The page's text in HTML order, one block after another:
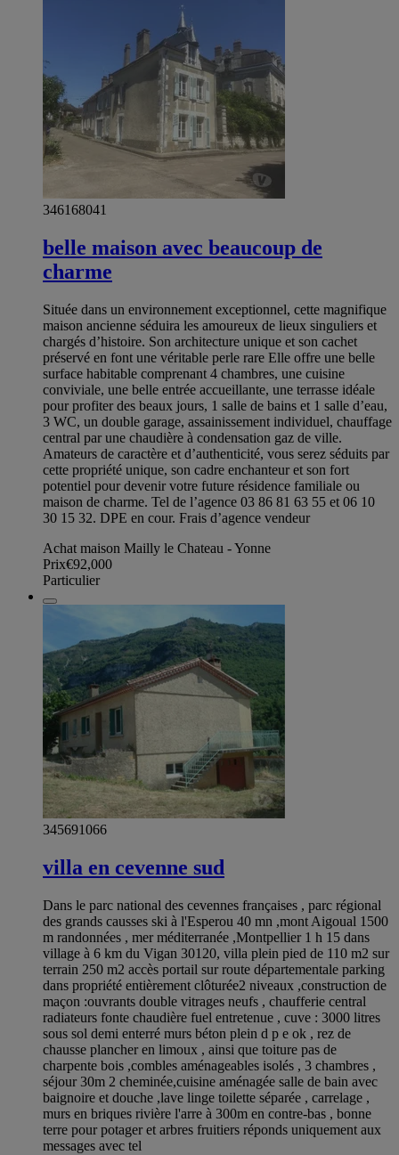
346168041
belle maison avec beaucoup de
charme
Située dans un environnement exceptionnel, cette magnifique
maison ancienne séduira les amoureux de lieux singuliers et
chargés d’histoire. Son architecture unique et son cachet
préservé en font une véritable perle rare Elle offre une belle
surface habitable comprenant 4 chambres, une cuisine
conviviale, une belle entrée accueillante, une terrasse idéale
pour profiter des beaux jours, 1 salle de bains et 1 salle d’eau,
3 WC, un double garage, assainissement individuel, chauffage
central par une chaudière à condensation gaz de ville.
Amateurs de caractère et d’authenticité, vous serez séduits par
cette propriété unique, son cadre enchanteur et son fort
potentiel pour devenir votre future résidence familiale ou
maison de charme. Tel de l’agence 03 86 81 63 55 et 06 10
30 15 32. DPE en cour. Frais d’agence vendeur
Achat maison Mailly le Chateau - Yonne
Prix€92,000
Particulier
345691066
villa en cevenne sud
Dans le parc national des cevennes françaises , parc régional
des grands causses ski à l'Esperou 40 mn ,mont Aigoual 1500
m randonnées , mer méditerranée ,Montpellier 1 h 15 dans
village à 6 km du Vigan 30120, villa plein pied de 110 m2 sur
terrain 250 m2 accès portail sur route départementale parking
dans propriété entièrement clôturée2 niveaux ,construction de
maçon :ouvrants double vitrages neufs , chaufferie central
radiateurs fonte chaudière fuel entretenue , cuve : 3000 litres
sous sol demi enterré murs béton plein d p e ok , rez de
chausse plancher en limoux , ainsi que toiture pas de
charpente bois ,combles aménageables isolés , 3 chambres ,
séjour 30m 2 cheminée,cuisine aménagée salle de bain avec
baignoire et douche ,lave linge toilette séparée , carrelage ,
murs en briques rivière l'arre à 300m en contre-bas , bonne
terre pour potager et arbres fruitiers réponds uniquement aux
messages avec tel